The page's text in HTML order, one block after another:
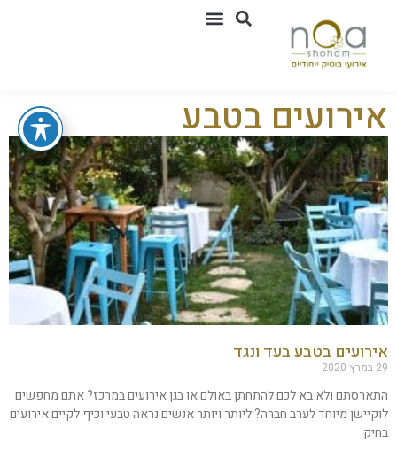
אירועים בטבע
אירועים בטבע בעד ונגד
29 במרץ 2020
התארסתם ולא בא לכם להתחתן באולם או בגן אירועים במרכז? אתם מחפשים
לוקיישן מיוחד לערב חברה? ליותר ויותר אנשים נראה טבעי וכיף לקיים אירועים
בחיק